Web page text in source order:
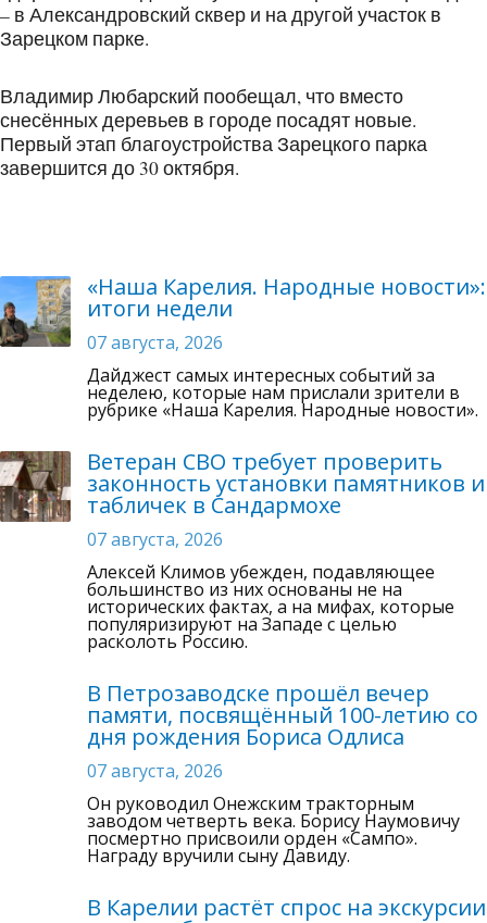
– в Александровский сквер и на другой участок в
Зарецком парке.
Владимир Любарский пообещал, что вместо
снесённых деревьев в городе посадят новые.
Первый этап благоустройства Зарецкого парка
завершится до 30 октября.
«Наша Карелия. Народные новости»:
итоги недели
07 августа, 2026
Дайджест самых интересных событий за
неделею, которые нам прислали зрители в
рубрике «Наша Карелия. Народные новости».
Ветеран СВО требует проверить
законность установки памятников и
табличек в Сандармохе
07 августа, 2026
Алексей Климов убежден, подавляющее
большинство из них основаны не на
исторических фактах, а на мифах, которые
популяризируют на Западе с целью
расколоть Россию.
В Петрозаводске прошёл вечер
памяти, посвящённый 100-летию со
дня рождения Бориса Одлиса
07 августа, 2026
Он руководил Онежским тракторным
заводом четверть века. Борису Наумовичу
посмертно присвоили орден «Сампо».
Награду вручили сыну Давиду.
В Карелии растёт спрос на экскурсии